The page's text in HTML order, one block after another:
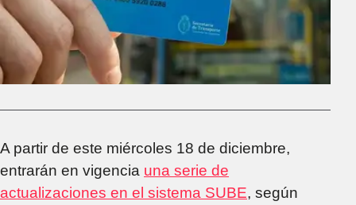
A partir de este miércoles 18 de diciembre,
entrarán en vigencia una serie de
actualizaciones en el sistema SUBE, según